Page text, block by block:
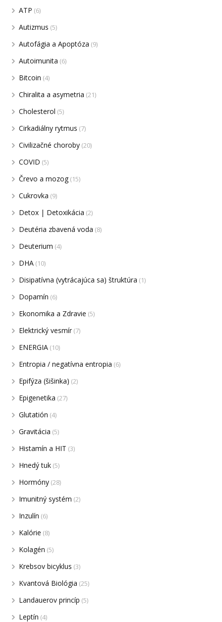
ATP (6)
Autizmus (5)
Autofágia a Apoptóza (9)
Autoimunita (6)
Bitcoin (4)
Chiralita a asymetria (21)
Cholesterol (5)
Cirkadiálny rytmus (7)
Civilizačné choroby (20)
COVID (5)
Črevo a mozog (15)
Cukrovka (9)
Detox | Detoxikácia (2)
Deutéria zbavená voda (8)
Deuterium (4)
DHA (10)
Disipatívna (vytrácajúca sa) štruktúra (1)
Dopamín (6)
Ekonomika a Zdravie (5)
Elektrický vesmír (7)
ENERGIA (10)
Entropia / negatívna entropia (6)
Epifýza (šišinka) (2)
Epigenetika (27)
Glutatión (4)
Gravitácia (5)
Histamín a HIT (3)
Hnedý tuk (5)
Hormóny (28)
Imunitný systém (2)
Inzulín (6)
Kalórie (8)
Kolagén (5)
Krebsov bicyklus (3)
Kvantová Biológia (25)
Landauerov princíp (5)
Leptín (4)